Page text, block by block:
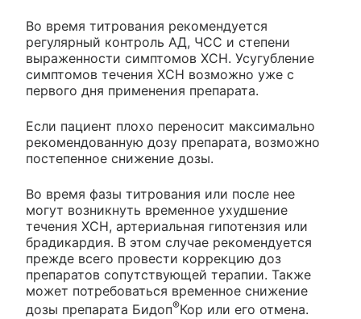
Во время титрования рекомендуется
регулярный контроль АД, ЧСС и степени
выраженности симптомов ХСН. Усугубление
симптомов течения ХСН возможно уже с
первого дня применения препарата.
Если пациент плохо переносит максимально
рекомендованную дозу препарата, возможно
постепенное снижение дозы.
Во время фазы титрования или после нее
могут возникнуть временное ухудшение
течения ХСН, артериальная гипотензия или
брадикардия. В этом случае рекомендуется
прежде всего провести коррекцию доз
препаратов сопутствующей терапии. Также
может потребоваться временное снижение
дозы препарата Бидоп®Кор или его отмена.